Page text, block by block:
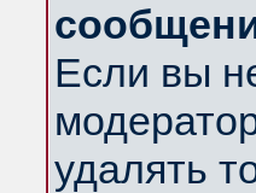
Если вы
удалять